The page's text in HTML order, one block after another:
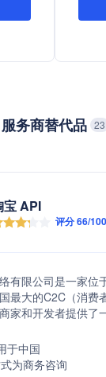
务商替代品 23
宝 API
评分 66/100
有限公司是一家位
最大的C2C（消费
家和开发者提供了
于中国
为商务咨询